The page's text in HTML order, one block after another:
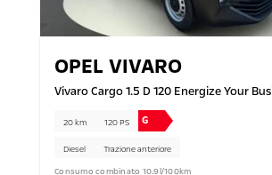
OPEL VIVARO
Vivaro Cargo 1.5 D 120 Energize Your
20 km 120 PS G
Diesel Trazione anteriore
Consumo combinato 10.9l/100km